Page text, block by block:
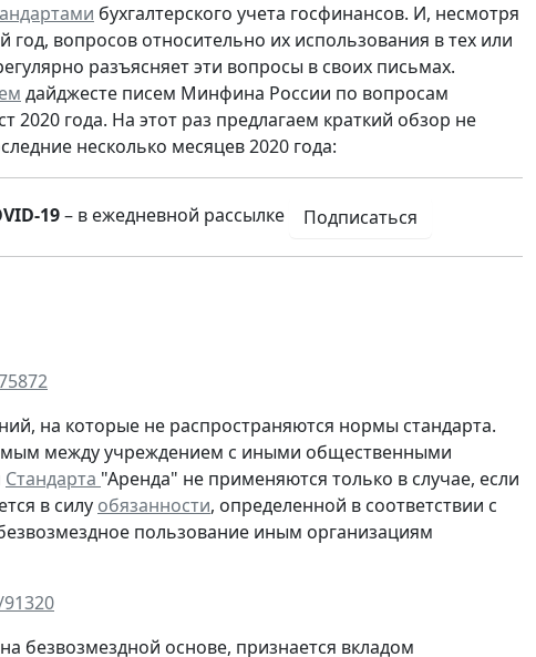
бухгалтерского учета госфинансов. И, несмотря
вопросов относительно их использования в тех или
разъясняет эти вопросы в своих письмах.
дайджесте писем Минфина России по вопросам
2020 года. На этот раз предлагаем краткий обзор не
несколько месяцев 2020 года:
19– в ежедневной рассылке Подписаться
на которые не распространяются нормы стандарта.
между учреждением с иными общественными
Стандарта "Аренда" не применяются только в случае, если
в силу обязанности, определенной в соответствии с
пользование иным организациям
безвозмездной основе, признается вкладом